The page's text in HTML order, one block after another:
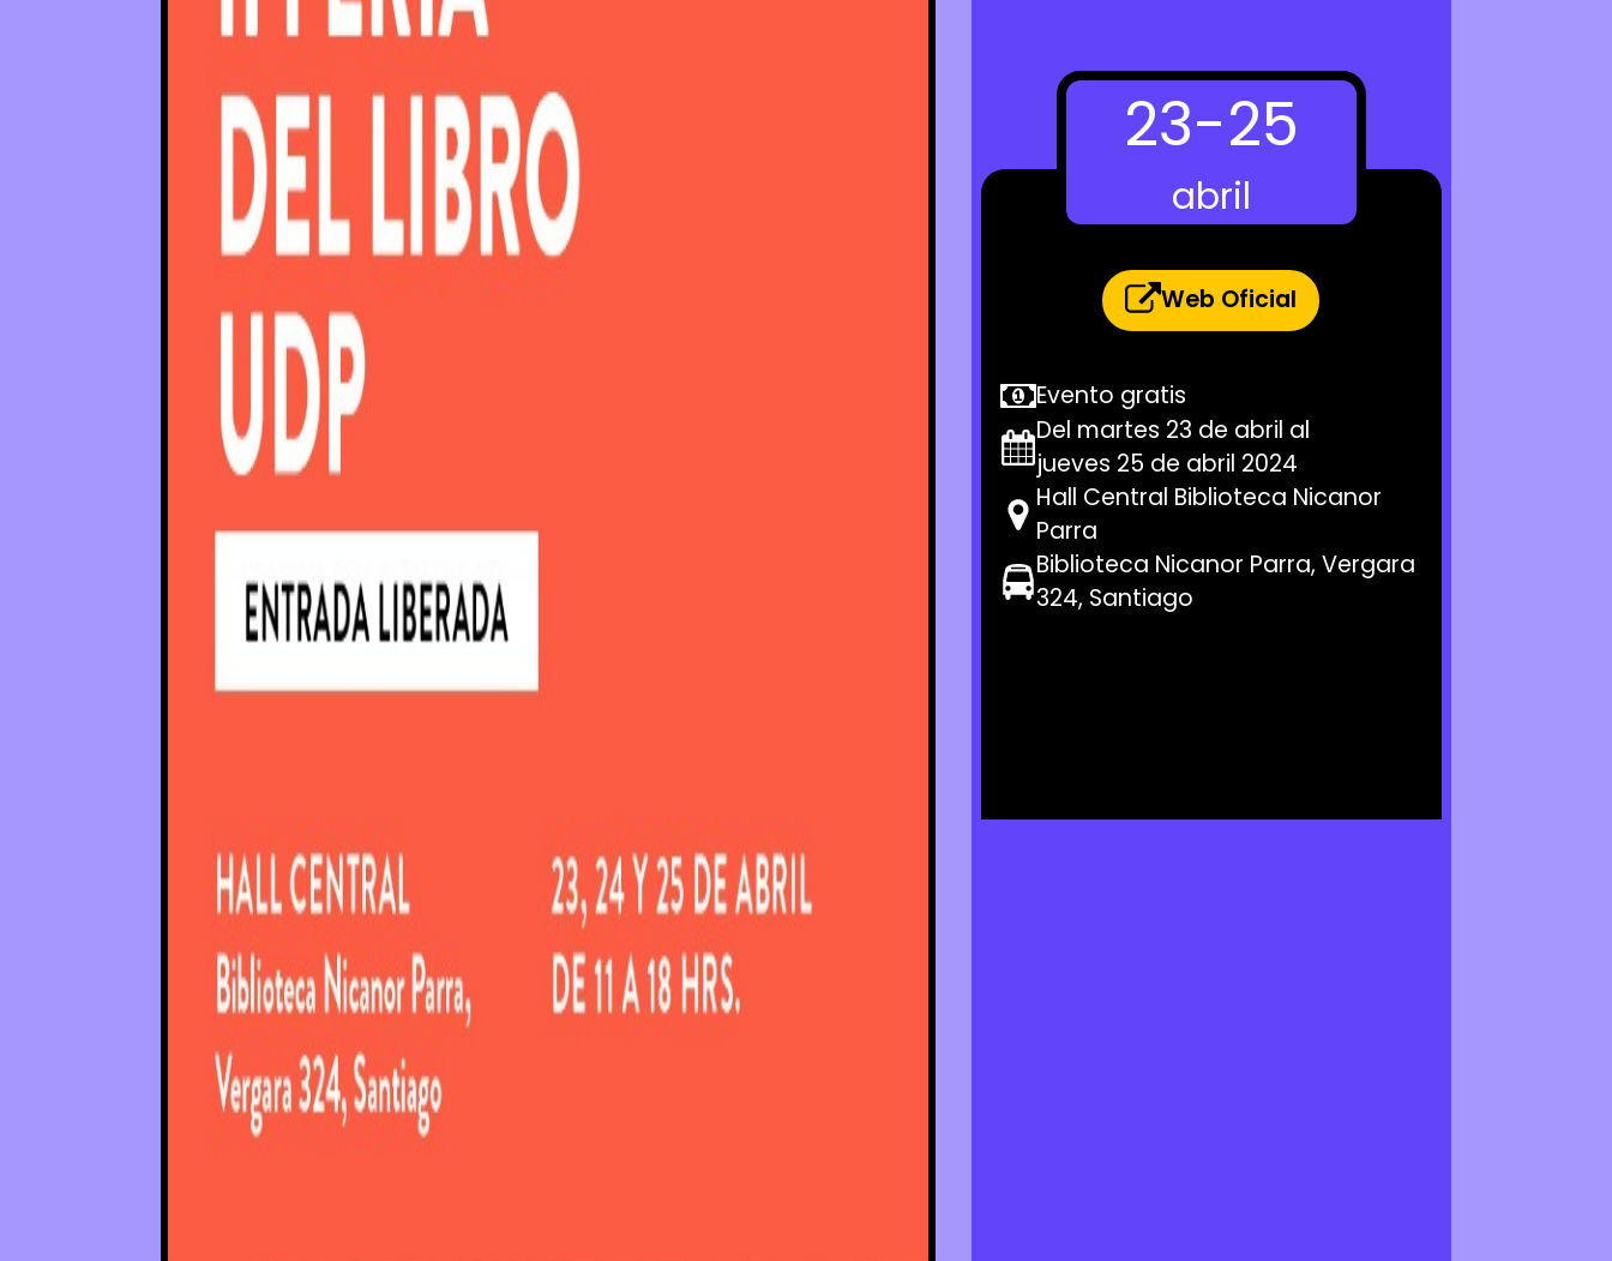
23-25
abril
Web Oficial
Evento gratis
Del martes 23 de abril al
jueves 25 de abril 2024
Hall Central Biblioteca Nicanor
Parra
Biblioteca Nicanor Parra, Vergara
324, Santiago